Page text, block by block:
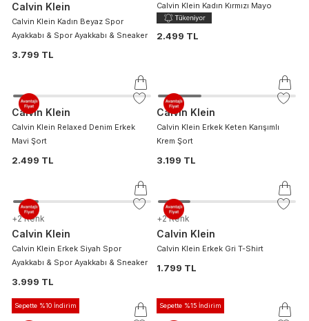
Calvin Klein
Calvin Klein Kadın Beyaz Spor
Ayakkabı & Spor Ayakkabı & Sneaker
3.799 TL
Calvin Klein Kadın Kırmızı Mayo
2.499 TL
Calvin Klein
Calvin Klein Relaxed Denim Erkek
Mavi Şort
2.499 TL
Calvin Klein
Calvin Klein Erkek Keten Karışımlı
Krem Şort
3.199 TL
+2 Renk
Calvin Klein
Calvin Klein Erkek Siyah Spor
Ayakkabı & Spor Ayakkabı & Sneaker
3.999 TL
+2 Renk
Calvin Klein
Calvin Klein Erkek Gri T-Shirt
1.799 TL
Sepette %10 İndirim Sepette %15 İndirim